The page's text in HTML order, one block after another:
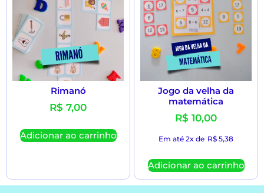
Rimanó
R$ 7,00
Adicionar ao carrinho
Jogo da velha da
matemática
R$ 10,00
Em até 2x de R$ 5,38
Adicionar ao carrinho